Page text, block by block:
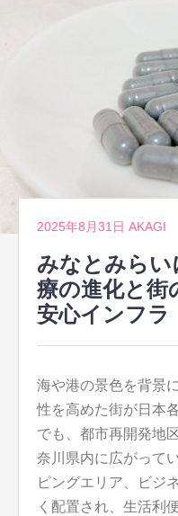
2025年8月31日 AKAGI
みなとみらい
療の進化と街
安心インフラ
海や港の景色を背景
性を高めた街が日本
でも、都市再開発地
奈川県内に広がって
ピングエリア、ビジ
く配置され、生活利